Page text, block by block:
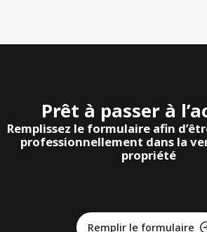
Prêt à passer à
Remplissez le formulaire afin
professionnellement dans la
propriété
Remplir le formulaire